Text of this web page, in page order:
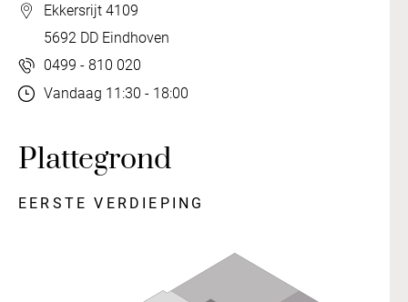
Ekkersrijt 4109
5692 DD Eindhoven
0499 - 810 020
Vandaag 11:30 - 18:00
Plattegrond
EERSTE VERDIEPING